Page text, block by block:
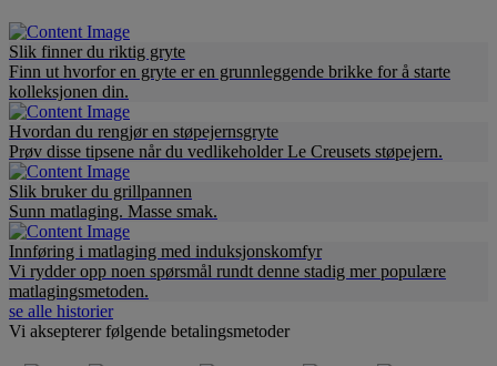
Slik finner du riktig gryte
Finn ut hvorfor en gryte er en grunnleggende brikke for å starte
kolleksjonen din.
Hvordan du rengjør en støpejernsgryte
Prøv disse tipsene når du vedlikeholder Le Creusets støpejern.
Slik bruker du grillpannen
Sunn matlaging. Masse smak.
Innføring i matlaging med induksjonskomfyr
Vi rydder opp noen spørsmål rundt denne stadig mer populære
matlagingsmetoden.
se alle historier
Vi aksepterer følgende betalingsmetoder